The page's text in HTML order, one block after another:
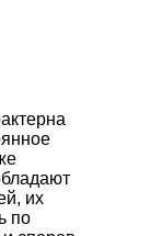
их
по